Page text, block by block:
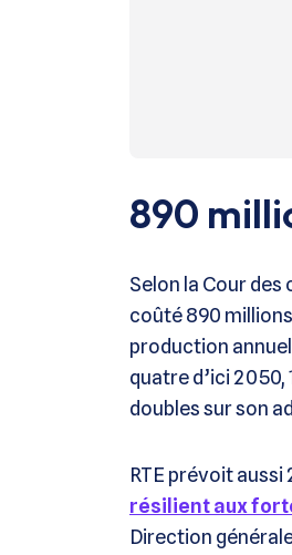
890
Selon la Cour
coûté 890
production
quatre d’ici 2050,
doubles sur son
RTE prévoit
résilient aux
Direction